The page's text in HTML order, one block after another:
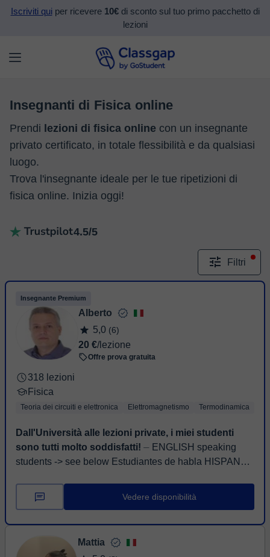
Iscriviti quiper ricevere 10€di sconto sul tuo primo pacchetto di
lezioni
Insegnanti di Fisica online
Prendi lezioni di fisica online con un insegnante
privato certificato, in totale flessibilità e da qualsiasi
luogo.
Trova l'insegnante ideale per le tue ripetizioni di
fisica online. Inizia oggi!
4.5/5
Filtri
Insegnante Premium
Alberto
5,0 (6)
20 €/lezione
Offre prova gratuita
318 lezioni
Fisica
Teoria dei circuiti e elettronica Elettromagnetismo Termodinamica
Dall'Università alle lezioni private, i miei studenti
sono tutti molto soddisfatti! ⏤ ENGLISH speaking
students -> see below Estudiantes de habla HISPANA -
laureato al Politecnico di ...
Vedere disponibilità
Mattia